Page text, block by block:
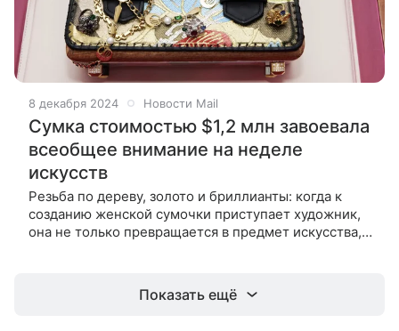
8 декабря 2024 Новости Mail
Сумка стоимостью $1,2 млн завоевала
всеобщее внимание на неделе
искусств
Резьба по дереву, золото и бриллианты: когда к
созданию женской сумочки приступает художник,
она не только превращается в предмет искусства,
Показать ещё